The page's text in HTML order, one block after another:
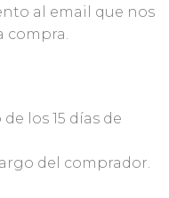
al email que nos
compra.
los 15 días de
del comprador.